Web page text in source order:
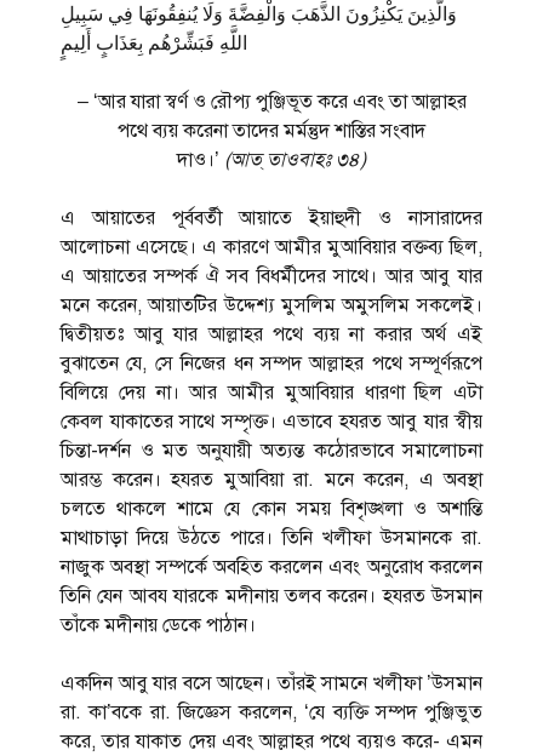
وَالَّذِينَ يَكْنِزُونَ الذَّهَبَ وَالْفِضَّةَ وَلَا يُنفِقُونَهَا فِي سَبِيلِ
اللَّهِ فَبَشِّرْهُم بِعَذَابٍ أَلِيمٍ
– ‘আর যারা স্বর্ণ ও রৌপ্য পুঞ্জিভূত করে এবং তা আল্লাহর
পথে ব্যয় করেনা তাদের মর্মন্তুদ শাস্তির সংবাদ
দাও।’ (আত্ তাওবাহঃ ৩৪)
এ আয়াতের পূর্ববর্তী আয়াতে ইয়াহুদী ও নাসারাদের
আলোচনা এসেছে। এ কারণে আমীর মুআবিয়ার বক্তব্য ছিল,
এ আয়াতের সম্পর্ক ঐ সব বিধর্মীদের সাথে। আর আবু যার
মনে করেন, আয়াতটির উদ্দেশ্য মুসলিম অমুসলিম সকলেই।
দ্বিতীয়তঃ আবু যার আল্লাহর পথে ব্যয় না করার অর্থ এই
বুঝাতেন যে, সে নিজের ধন সম্পদ আল্লাহর পথে সম্পূর্ণরূপে
বিলিয়ে দেয় না। আর আমীর মুআবিয়ার ধারণা ছিল এটা
কেবল যাকাতের সাথে সম্পৃক্ত। এভাবে হযরত আবু যার স্বীয়
চিন্তা-দর্শন ও মত অনুযায়ী অত্যন্ত কঠোরভাবে সমালোচনা
আরম্ভ করেন। হযরত মুআবিয়া রা. মনে করেন, এ অবস্থা
চলতে থাকলে শামে যে কোন সময় বিশৃঙ্খলা ও অশান্তি
মাথাচাড়া দিয়ে উঠতে পারে। তিনি খলীফা উসমানকে রা.
নাজুক অবস্থা সম্পর্কে অবহিত করলেন এবং অনুরোধ করলেন
তিনি যেন আবয যারকে মদীনায় তলব করেন। হযরত উসমান
তাঁকে মদীনায় ডেকে পাঠান।
একদিন আবু যার বসে আছেন। তাঁরই সামনে খলীফা ’উসমান
রা. কা’বকে রা. জিজ্ঞেস করলেন, ‘যে ব্যক্তি সম্পদ পুঞ্জিভুত
করে, তার যাকাত দেয় এবং আল্লাহর পথে ব্যয়ও করে- এমন